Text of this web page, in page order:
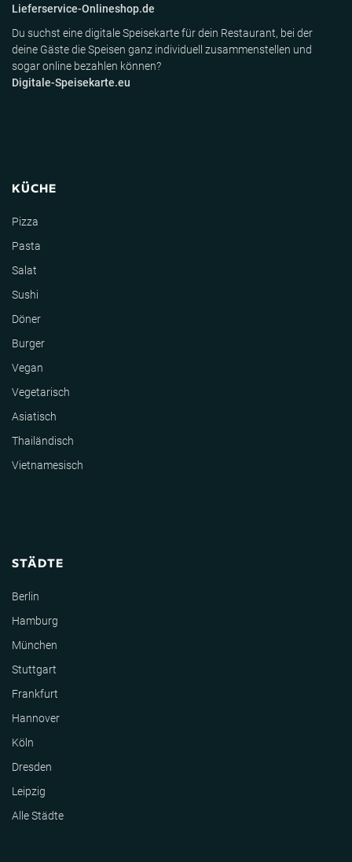
Lieferservice-Onlineshop.de
Du suchst eine digitale Speisekarte für dein Restaurant, bei der
deine Gäste die Speisen ganz individuell zusammenstellen und
sogar online bezahlen können?
Digitale-Speisekarte.eu
KÜCHE
Pizza
Pasta
Salat
Sushi
Döner
Burger
Vegan
Vegetarisch
Asiatisch
Thailändisch
Vietnamesisch
STÄDTE
Berlin
Hamburg
München
Stuttgart
Frankfurt
Hannover
Köln
Dresden
Leipzig
Alle Städte